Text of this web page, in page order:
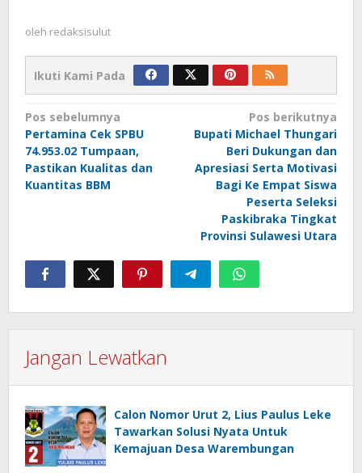
oleh redaksisulut
Ikuti Kami Pada
Navigasi
pos
Pos sebelumnya
Pertamina Cek SPBU
74.953.02 Tumpaan,
Pastikan Kualitas dan
Kuantitas BBM
Pos berikutnya
Bupati Michael Thungari
Beri Dukungan dan
Apresiasi Serta Motivasi
Bagi Ke Empat Siswa
Peserta Seleksi
Paskibraka Tingkat
Provinsi Sulawesi Utara
Jangan Lewatkan
Calon Nomor Urut 2, Lius Paulus Leke
Tawarkan Solusi Nyata Untuk
Kemajuan Desa Warembungan